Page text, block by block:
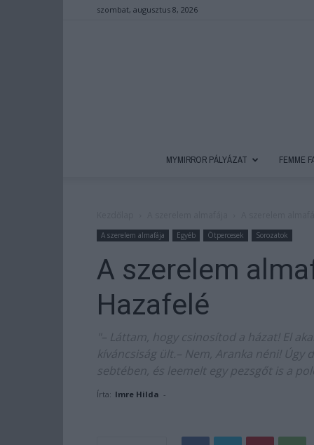
szombat, augusztus 8, 2026
MYMIRROR PÁLYÁZAT FEMME
A szerelem almafája Egyéb Ötpercesek Sorozatok
A szerelem
Hazafelé
"– Láttam, hogy csinosítod a házat! El
kíváncsiság ült.– Nem, Aranka néni!
sebtében, és leemelt egy pezsgőt is a
Írta: Imre Hilda -